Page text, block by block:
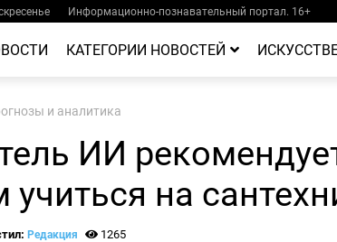
Информационно-познавательный портал. 16+
КАТЕГОРИИ НОВОСТЕЙ
и аналитика
ИИ
на
Редакция 1265